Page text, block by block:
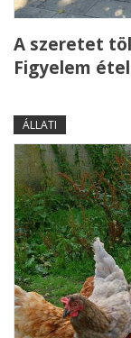
A szeretet
Figyelem
ÁLLATI